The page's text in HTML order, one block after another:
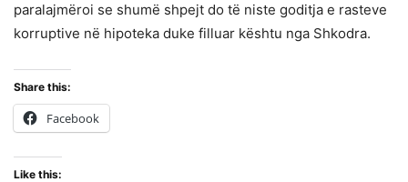
paralajmëroi se shumë shpejt do të niste goditja e rasteve
korruptive në hipoteka duke filluar kështu nga Shkodra.
Share this:
Facebook
Like this: